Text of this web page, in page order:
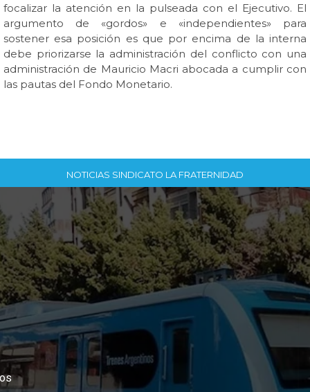
focalizar la atención en la pulseada con el Ejecutivo. El
argumento de «gordos» e «independientes» para
sostener esa posición es que por encima de la interna
debe priorizarse la administración del conflicto con una
administración de Mauricio Macri abocada a cumplir con
las pautas del Fondo Monetario.
NOTICIAS SINDICATO LA FRATERNIDAD